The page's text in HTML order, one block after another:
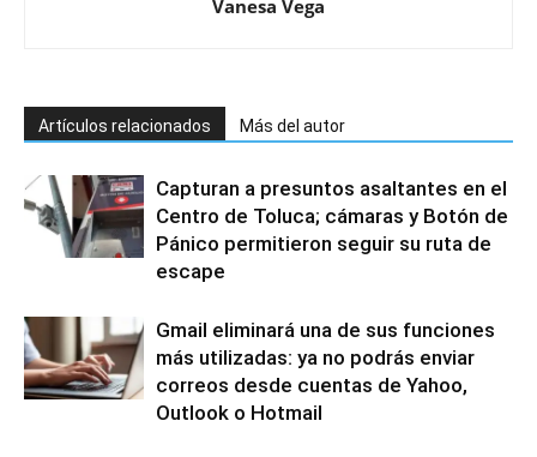
Vanesa Vega
Artículos relacionados Más del autor
Capturan a presuntos asaltantes en el
Centro de Toluca; cámaras y Botón de
Pánico permitieron seguir su ruta de
escape
Gmail eliminará una de sus funciones
más utilizadas: ya no podrás enviar
correos desde cuentas de Yahoo,
Outlook o Hotmail